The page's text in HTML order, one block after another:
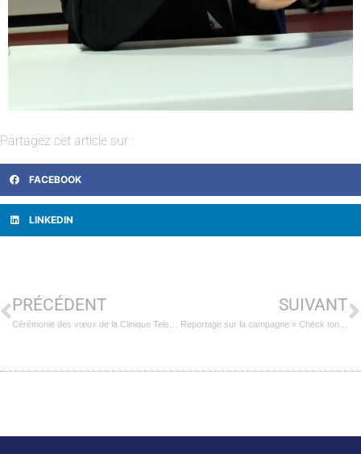
Partagez cet article sur :
FACEBOOK
LINKEDIN
PRÉCÉDENT SUIVANT
Reportage sur la campagne « Check ton col » de la Polyclinique d’Hénin-Beaumont sur France 3 Hauts-de-France